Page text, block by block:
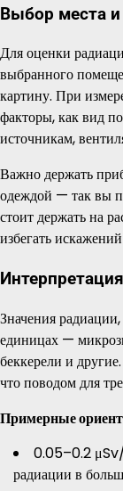
Выбор места и
Для оценки
выбранного
картину. При
факторы, как вид
источникам,
Важно держать
одеждой — так вы
стоит держать на
избегать
Значения
единицах —
беккерели и
что поводом для
Примерные
0.05–0.2
радиации в